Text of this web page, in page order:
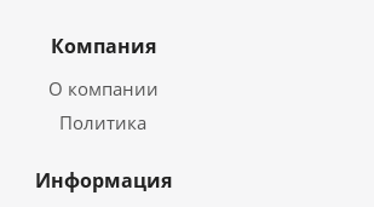
Компания
О компании
Политика
Информация